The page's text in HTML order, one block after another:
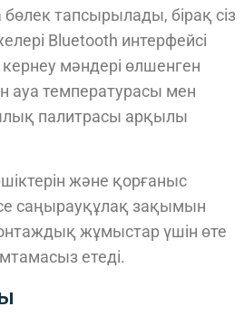
бөлек тапсырылады, бірақ сіз
Bluetooth интерфейсі
мәндері өлшенген
ауа температурасы мен
палитрасы арқылы
және қорғаныс
саңырауқұлақ зақымын
жұмыстар үшін өте
етеді.